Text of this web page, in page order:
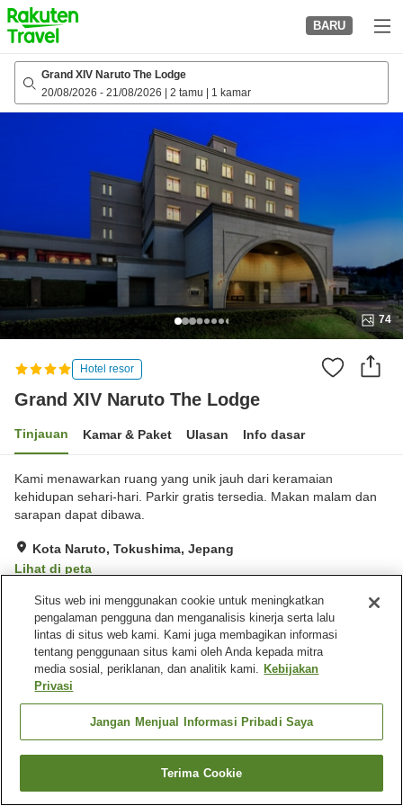
to
top
page
BARU
Grand XIV Naruto The Lodge
20/08/2026 - 21/08/2026 2 tamu 1 kamar
74
Hotel resor
Grand XIV Naruto The Lodge
Tinjauan Kamar & Paket Ulasan Info dasar
Kami menawarkan ruang yang unik jauh dari keramaian
kehidupan sehari-hari. Parkir gratis tersedia. Makan malam dan
sarapan dapat dibawa.
Kota Naruto, Tokushima, Jepang
Lihat di peta
Hebat Ulasan:346
Fasilitas properti
Tempat parkir
Mandi jet
Sauna
Beranda Jepang Tokushima
Kota Naruto
Grand XIV Naruto The Lodge
Cari kamar
Situs web ini menggunakan cookie untuk meningkatkan
pengalaman pengguna dan menganalisis kinerja serta lalu
lintas di situs web kami. Kami juga membagikan informasi
tentang penggunaan situs kami oleh Anda kepada mitra
media sosial, periklanan, dan analitik kami. Kebijakan
Privasi
Jangan Menjual Informasi Pribadi Saya
Terima Cookie